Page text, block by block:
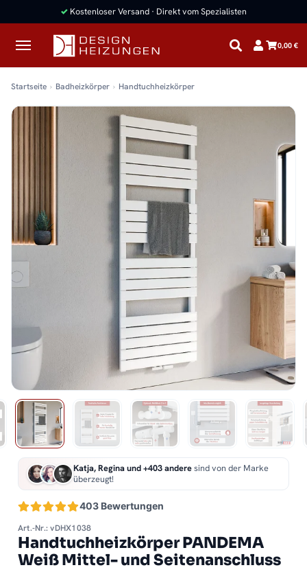
✓ Kostenloser Versand · Direkt vom Spezialisten
0,00 €
Startseite Badheizkörper Handtuchheizkörper
403 Bewertungen
Katja, Regina und +403 anderesind von der Marke
überzeugt!
Art.-Nr.: vDHX1038
Handtuchheizkörper PANDEMA
Weiß Mittel- und Seitenanschluss